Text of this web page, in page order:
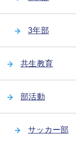
3年部
共生教育
部活動
サッカー部